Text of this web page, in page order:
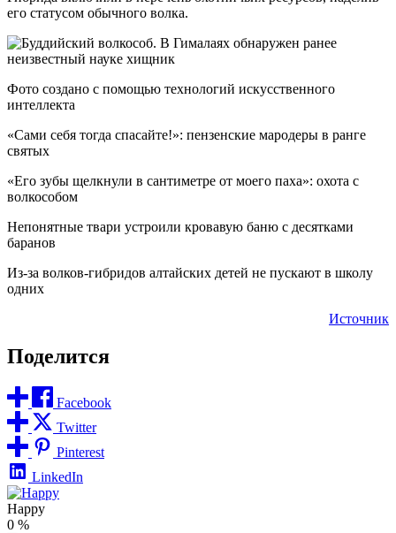
его статусом обычного волка.
Фото создано с помощью технологий искусственного
интеллекта
«Сами себя тогда спасайте!»: пензенские мародеры в ранге
святых
«Его зубы щелкнули в сантиметре от моего паха»: охота с
волкособом
Непонятные твари устроили кровавую баню с десятками
баранов
Из-за волков-гибридов алтайских детей не пускают в школу
одних
Источник
Поделится
Facebook
Twitter
Pinterest
LinkedIn
Happy
0 %